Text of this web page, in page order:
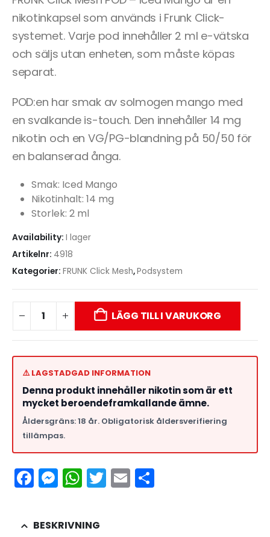
nikotinkapsel som används i Frunk Click-
systemet. Varje pod innehåller 2 ml e-vätska
och säljs utan enheten, som måste köpas
separat.
POD:en har smak av solmogen mango med
en svalkande is-touch. Den innehåller 14 mg
nikotin och en VG/PG-blandning på 50/50 för
en balanserad ånga.
Smak: Iced Mango
Nikotinhalt: 14 mg
Storlek: 2 ml
Availability: I lager
Artikelnr: 4918
Kategorier: FRUNK Click Mesh,Podsystem
LÄGG TILL I VARUKORG
⚠️ LAGSTADGAD INFORMATION
Denna produkt innehåller nikotin som är ett
mycket beroendeframkallande ämne.
Åldersgräns: 18 år. Obligatorisk åldersverifiering
tillämpas.
Facebook
Messenger
WhatsApp
Twitter
Email
BESKRIVNING